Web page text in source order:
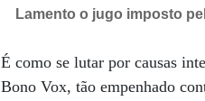
Lamento o jugo imposto
É como se lutar por causas
Bono Vox, tão empenhado